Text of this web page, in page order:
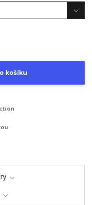
košíku